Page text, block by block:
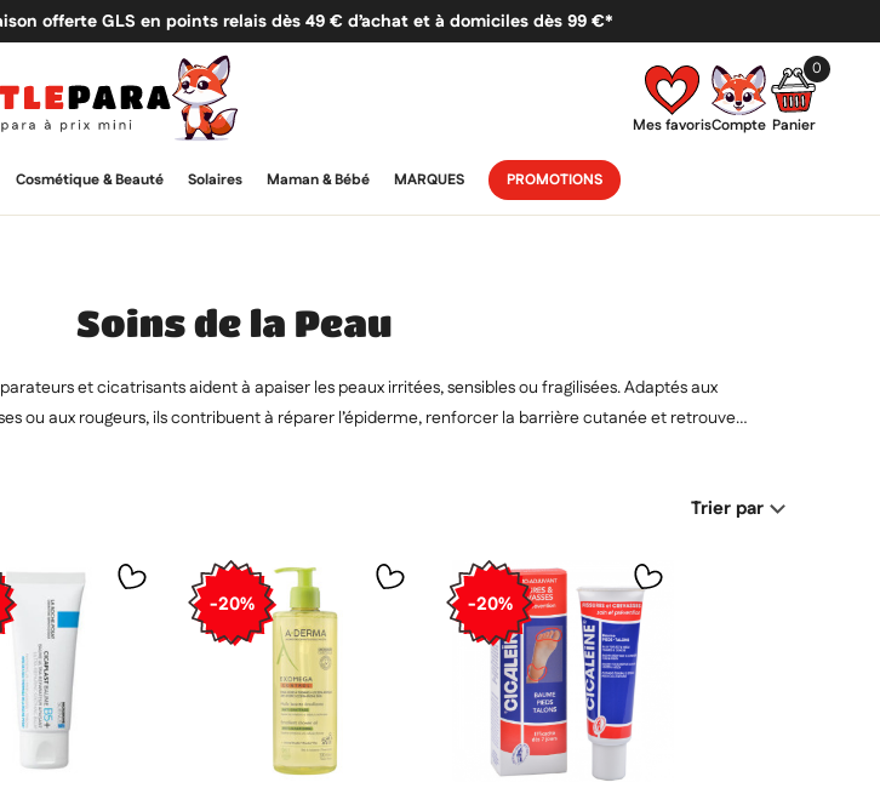
offerte GLS en points relais dès 49 € d’achat et à domiciles dès 99 €*
Mes favorisCompte
0
Panier
Cosmétique & Beauté Solaires Maman & Bébé MARQUES PROMOTIONS
Soins de la Peau
et cicatrisants aident à apaiser les peaux irritées, sensibles ou fragilisées. Adaptés aux
ou aux rougeurs, ils contribuent à réparer l’épiderme, renforcer la barrière cutanée et retrouver
Trier par
-20% -20%